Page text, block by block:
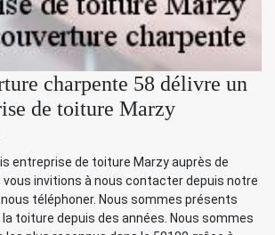
charpente 58 délivre un
de toiture Marzy
entreprise de toiture Marzy auprès de
invitions à nous contacter depuis notre
téléphoner. Nous sommes présents
toiture depuis des années. Nous sommes